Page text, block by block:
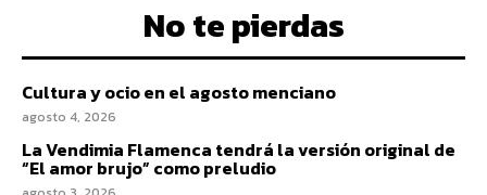
No te pierdas
Cultura y ocio en el agosto menciano
agosto 4, 2026
La Vendimia Flamenca tendrá la versión original de
“El amor brujo” como preludio